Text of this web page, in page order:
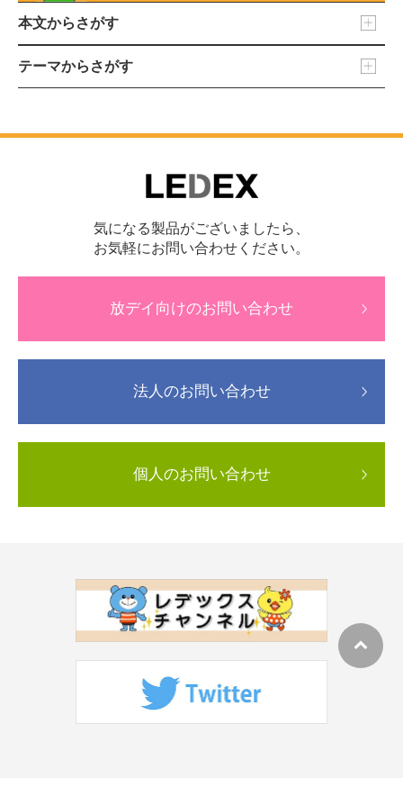
本文からさがす
テーマからさがす
気になる製品がございましたら、
お気軽にお問い合わせください。
放デイ向けのお問い合わせ
法人のお問い合わせ
個人のお問い合わせ